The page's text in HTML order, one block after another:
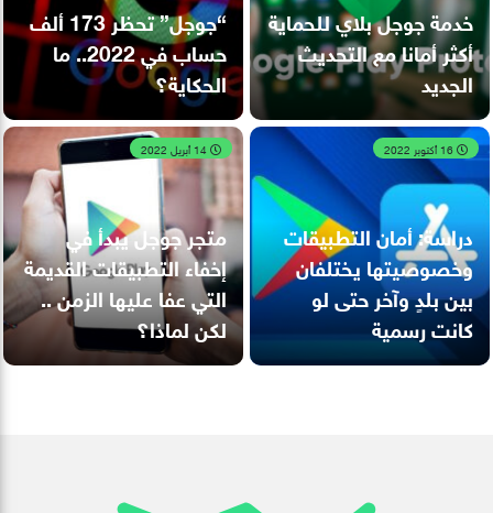
خدمة جوجل بلاي للحماية
أكثر أمانا مع التحديث
الجديد
“جوجل” تحظر 173 ألف
حساب في 2022.. ما
الحكاية؟
دراسة: أمان التطبيقات
وخصوصيتها يختلفان
بين بلدٍ وآخر حتى لو
كانت رسمية
متجر جوجل يبدأ في
إخفاء التطبيقات القديمة
التي عفا عليها الزمن ..
لكن لماذا؟